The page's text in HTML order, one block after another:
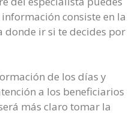
consiste en la
donde ir si te decides por
de los días y
a los beneficiarios
más claro tomar la